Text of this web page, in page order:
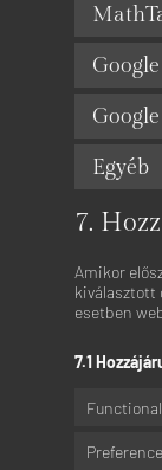
Egyéb
7.
Amikor
kiválasztott
esetben
7.1
Functional